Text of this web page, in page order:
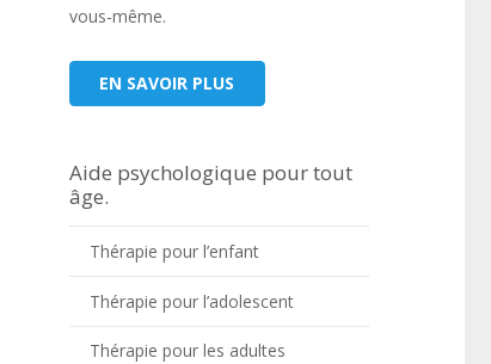
vous-même.
EN SAVOIR PLUS
Aide psychologique pour tout
âge.
Thérapie pour l’enfant
Thérapie pour l’adolescent
Thérapie pour les adultes